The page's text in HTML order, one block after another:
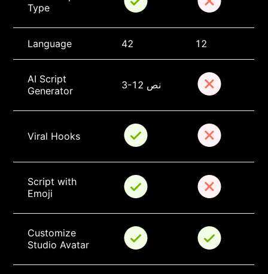
Type
Language 42 12
AI Script
Generator
3-12 نص
Viral Hooks
Script with
Emoji
Customize
Studio Avatar